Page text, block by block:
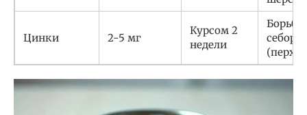
Цинки 2-5 мг
Курсом 2
недели
Борьба